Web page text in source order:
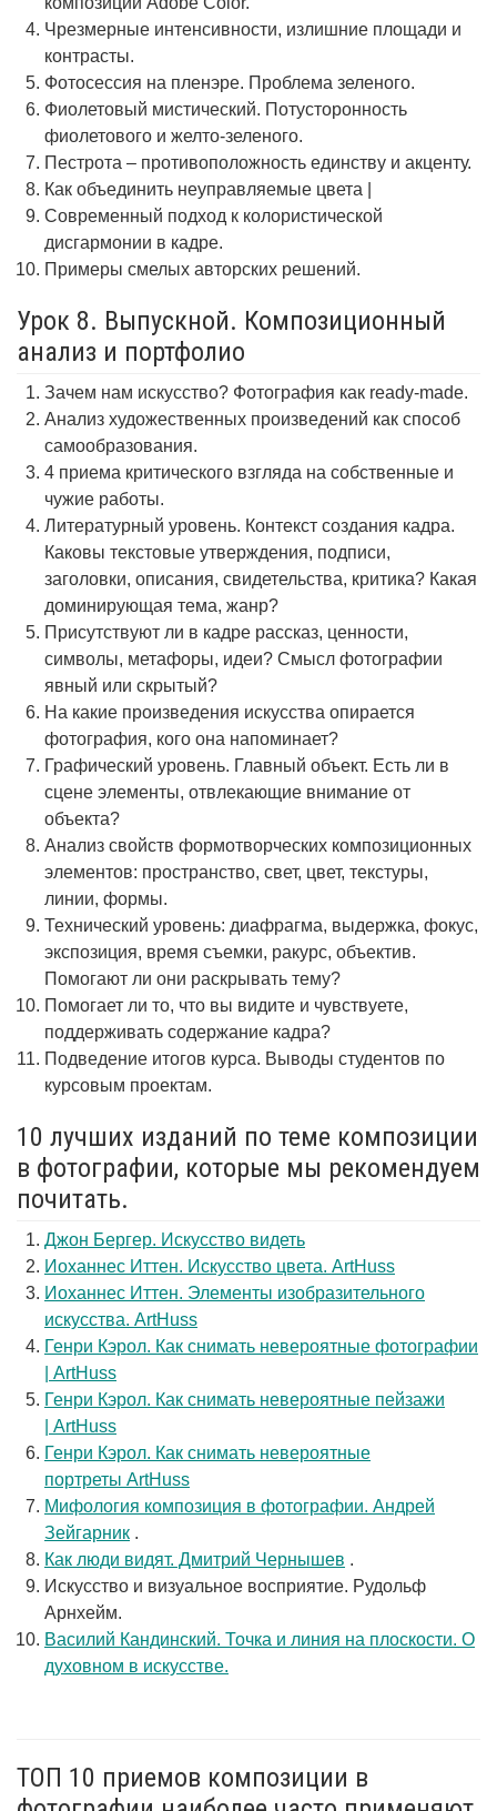
Чрезмерные интенсивности, излишние площади и
контрасты.
Фотосессия на пленэре. Проблема зеленого.
Фиолетовый мистический. Потусторонность
фиолетового и желто-зеленого.
Пестрота – противоположность единству и акценту.
Как объединить неуправляемые цвета |
Современный подход к колористической
дисгармонии в кадре.
Примеры смелых авторских решений.
Урок 8. Выпускной. Композиционный
анализ и портфолио
Зачем нам искусство? Фотография как ready-made.
Анализ художественных произведений как способ
самообразования.
4 приема критического взгляда на собственные и
чужие работы.
Литературный уровень. Контекст создания кадра.
Каковы текстовые утверждения, подписи,
заголовки, описания, свидетельства, критика? Какая
доминирующая тема, жанр?
Присутствуют ли в кадре рассказ, ценности,
символы, метафоры, идеи? Смысл фотографии
явный или скрытый?
На какие произведения искусства опирается
фотография, кого она напоминает?
Графический уровень. Главный объект. Есть ли в
сцене элементы, отвлекающие внимание от
объекта?
Анализ свойств формотворческих композиционных
элементов: пространство, свет, цвет, текстуры,
линии, формы.
Технический уровень: диафрагма, выдержка, фокус,
экспозиция, время съемки, ракурс, объектив.
Помогают ли они раскрывать тему?
Помогает ли то, что вы видите и чувствуете,
поддерживать содержание кадра?
Подведение итогов курса. Выводы студентов по
курсовым проектам.
10 лучших изданий по теме композиции
в фотографии, которые мы рекомендуем
почитать.
Джон Бергер. Искусство видеть
Иоханнес Иттен. Искусство цвета. ArtHuss
Иоханнес Иттен. Элементы изобразительного
искусства. ArtHuss
Генри Кэрол. Как снимать невероятные фотографии
| ArtHuss
Генри Кэрол. Как снимать невероятные пейзажи
| ArtHuss
Генри Кэрол. Как снимать невероятные
портреты ArtHuss
Мифология композиция в фотографии. Андрей
Зейгарник .
Как люди видят. Дмитрий Чернышев .
Искусство и визуальное восприятие. Рудольф
Арнхейм.
Василий Кандинский. Точка и линия на плоскости. О
духовном в искусстве.
ТОП 10 приемов композиции в